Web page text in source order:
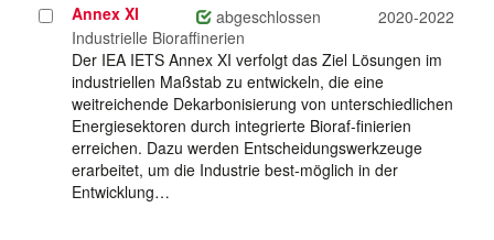
Projekt
auswählen
Annex XI abgeschlossen
2020-2022
Industrielle Bioraffinerien
Der IEA IETS Annex XI verfolgt das Ziel Lösungen im
industriellen Maßstab zu entwickeln, die eine
weitreichende Dekarbonisierung von unterschiedlichen
Energiesektoren durch integrierte Bioraf-finierien
erreichen. Dazu werden Entscheidungswerkzeuge
erarbeitet, um die Industrie best-möglich in der
Entwicklung…